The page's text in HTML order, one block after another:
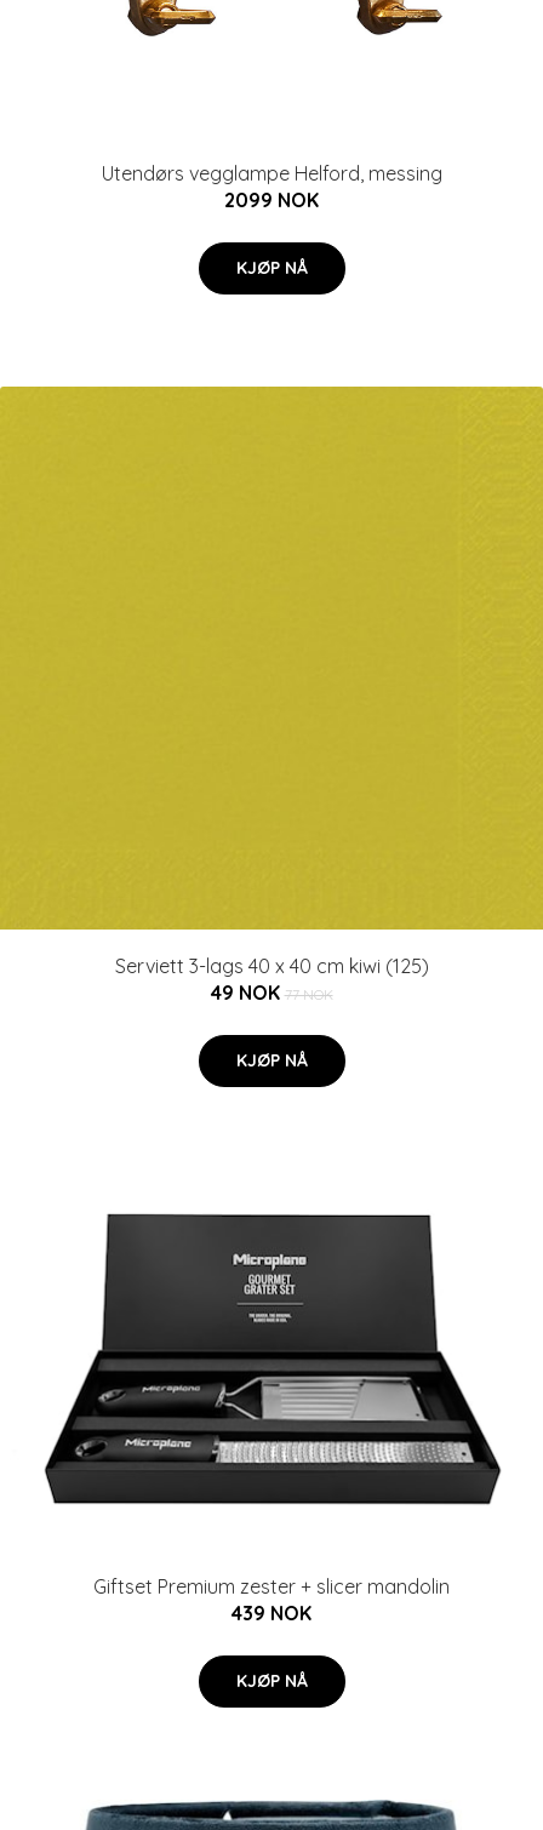
Utendørs vegglampe Helford, messing
2099 NOK
KJØP NÅ
Serviett 3-lags 40 x 40 cm kiwi (125)
49 NOK 77 NOK
KJØP NÅ
Giftset Premium zester + slicer mandolin
439 NOK
KJØP NÅ